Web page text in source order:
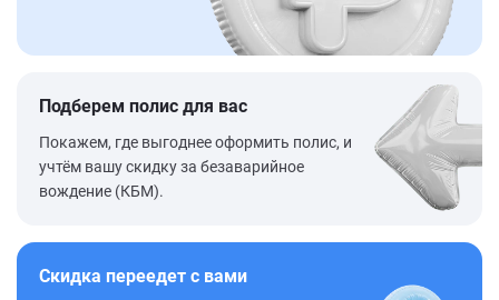
Подберем полис для вас
Покажем, где выгоднее оформить полис, и
учтём вашу скидку за безаварийное
вождение (КБМ).
Скидка переедет с вами